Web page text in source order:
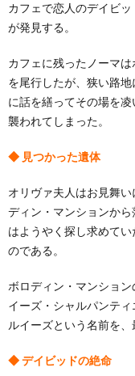
カフェで恋人のデイビ
が発見する。
カフェに残ったノーマ
を尾行したが、狭い路
に話を繕ってその場を
襲われてしまった。
◆ 見つかった遺体
オリヴァ夫人はお見舞
ディン・マンションか
はようやく探し求めて
のである。
ボロディン・マンショ
イーズ・シャルパンテ
ルイーズという名前を、
◆ デイビッドの絶命